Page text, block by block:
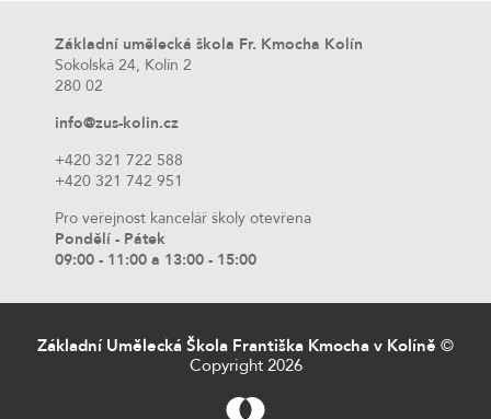
Základní umělecká škola Fr. Kmocha Kolín
Sokolská 24, Kolín 2
280 02
info@zus-kolin.cz
+420 321 722 588
+420 321 742 951
Pro veřejnost kancelář školy otevřena
Pondělí - Pátek
09:00 - 11:00 a 13:00 - 15:00
Základní Umělecká Škola Františka Kmocha v Kolíně ©
Copyright 2026